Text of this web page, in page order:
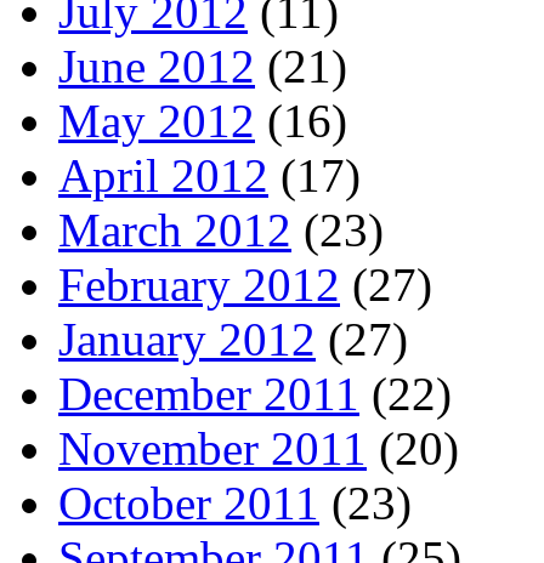
July 2012 (11)
June 2012 (21)
May 2012 (16)
April 2012 (17)
March 2012 (23)
February 2012 (27)
January 2012 (27)
December 2011 (22)
November 2011 (20)
October 2011 (23)